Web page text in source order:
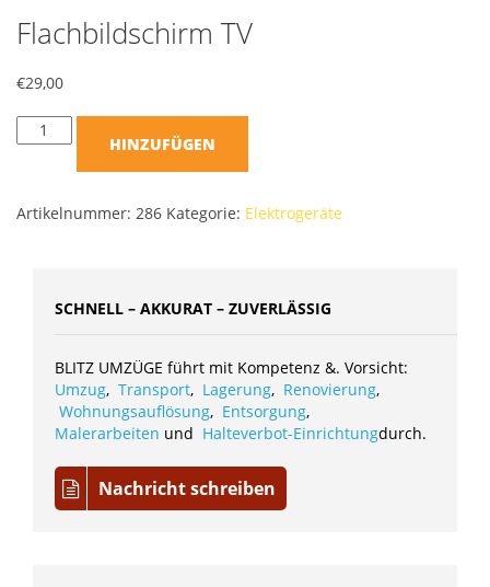
Flachbildschirm TV
€29,00
HINZUFÜGEN
Artikelnummer: 286 Kategorie: Elektrogeräte
SCHNELL – AKKURAT – ZUVERLÄSSIG
BLITZ UMZÜGE führt mit Kompetenz &. Vorsicht:
Umzug, Transport, Lagerung, Renovierung,
Wohnungsauflösung, Entsorgung,
Malerarbeiten und Halteverbot-Einrichtungdurch.
Nachricht schreiben